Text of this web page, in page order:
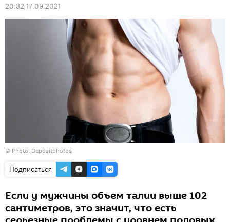
20:32 17.09.2021
© Photo: Depositphotos
Подписаться
Если у мужчины объем талии выше 102
сантиметров, это значит, что есть